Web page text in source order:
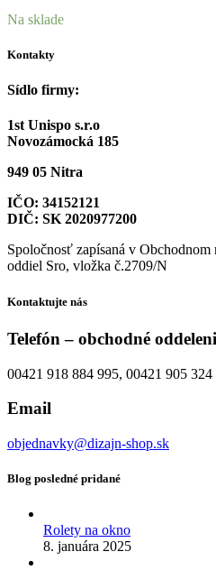
Na sklade
Kontakty
Sídlo firmy:
1st Unispo s.r.o
Novozámocká 185
949 05 Nitra
IČO: 34152121
DIČ: SK 2020977200
Spoločnosť zapísaná v
oddiel Sro, vložka č.2709/N
Kontaktujte nás
Telefón – obchodné
00421 918 884 995, 00421 905 324
Email
objednavky@dizajn-shop.sk
Blog posledné pridané
Rolety na okno
8. januára 2025